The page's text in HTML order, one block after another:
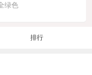
绿色
排行